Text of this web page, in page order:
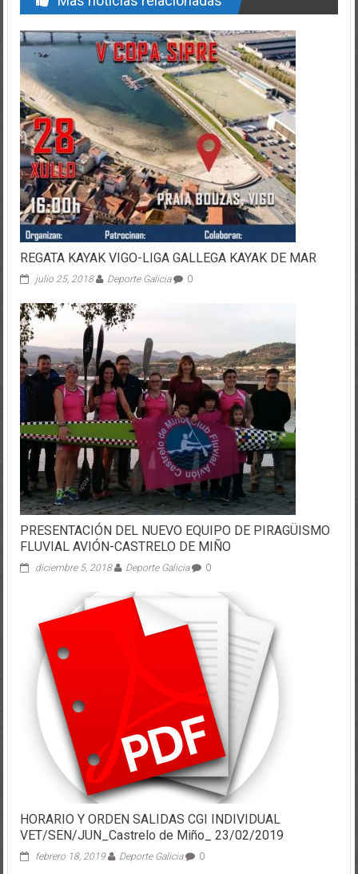
REGATA KAYAK VIGO-LIGA GALLEGA KAYAK DE MAR
julio 25, 2018 Deporte Galicia 0
PRESENTACIÓN DEL NUEVO EQUIPO DE PIRAGÜISMO
FLUVIAL AVIÓN-CASTRELO DE MIÑO
diciembre 5, 2018 Deporte Galicia 0
HORARIO Y ORDEN SALIDAS CGI INDIVIDUAL
VET/SEN/JUN_Castrelo de Miño_ 23/02/2019
febrero 18, 2019 Deporte Galicia 0